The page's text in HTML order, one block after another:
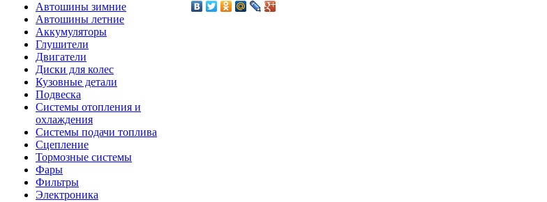
Автошины зимние
Автошины летние
Аккумуляторы
Глушители
Двигатели
Диски для колес
Кузовные детали
Подвеска
Системы отопления и
охлаждения
Системы подачи топлива
Сцепление
Тормозные системы
Фары
Фильтры
Электроника